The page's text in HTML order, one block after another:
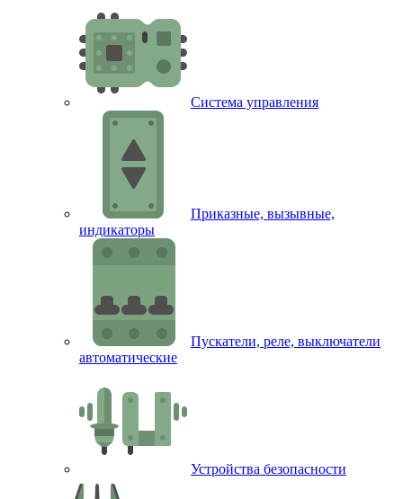
Система управления
Приказные, вызывные,
индикаторы
Пускатели, реле, выключатели
автоматические
Устройства безопасности